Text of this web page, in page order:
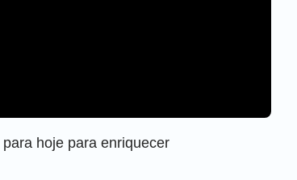
para hoje para enriquecer